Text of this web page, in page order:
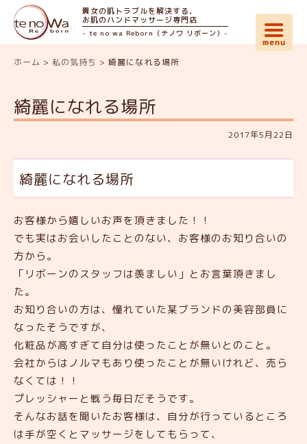
貴女の肌トラブルを解決する、
お肌のハンドマッサージ専門店
- te no wa Reborn（テノワ リボーン）-
ホーム > 私の気持ち > 綺麗になれる場所
綺麗になれる場所
2017年5月22日
綺麗になれる場所
お客様から嬉しいお声を頂きました！！
でも実はお会いしたことのない、お客様のお知り合いの
方から。
「リボーンのスタッフは羨ましい」とお言葉頂きまし
た。
お知り合いの方は、憧れていた某ブランドの美容部員に
なったそうですが、
化粧品が高すぎて自分は使ったことが無いとのこと。
会社からはノルマもあり使ったことが無いけれど、売ら
なくては！！
プレッシャーと戦う毎日だそうです。
そんなお話を聞いたお客様は、自分が行っているところ
は手が空くとマッサージをしてもらって、